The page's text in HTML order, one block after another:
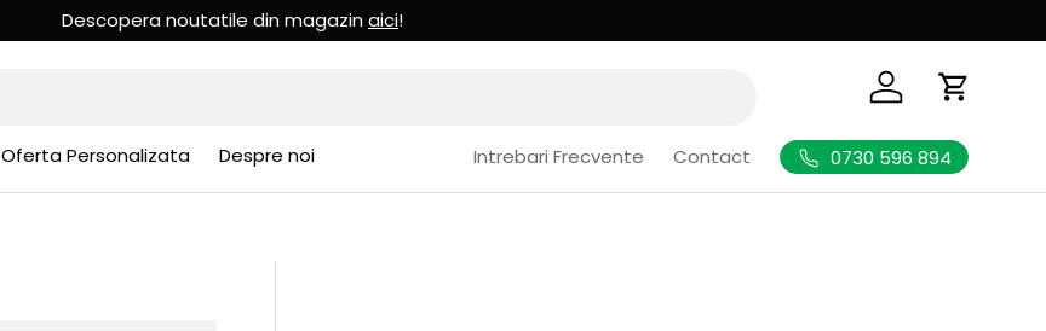
Descopera noutatile din magazin aici!
Logheaza-te
Cos de
Oferta Personalizata Despre noi Intrebari Frecvente Contact 0730 596 894